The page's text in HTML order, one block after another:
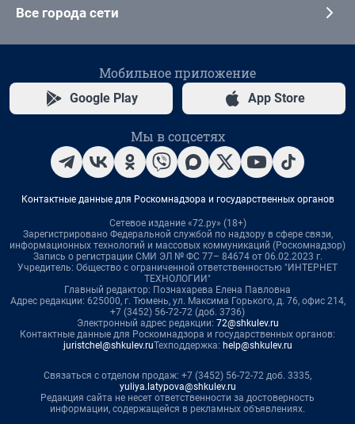
Все города сети
Мобильное приложение
Google Play App Store
Мы в соцсетях
Контактные данные для Роскомнадзора и государственных органов
Сетевое издание «72.ру» (18+)
Зарегистрировано Федеральной службой по надзору в сфере связи,
информационных технологий и массовых коммуникаций (Роскомнадзор)
Запись о регистрации СМИ ЭЛ № ФС 77– 84674 от 06.02.2023 г.
Учредитель: Общество с ограниченной ответственностью "ИНТЕРНЕТ
ТЕХНОЛОГИИ"
Главный редактор: Познахарева Елена Павловна
Адрес редакции: 625000, г. Тюмень, ул. Максима Горького, д. 76, офис 214,
+7 (3452) 56-72-72 (доб. 3736)
Электронный адрес редакции: 72@shkulev.ru
Контактные данные для Роскомнадзора и государственных органов:
juristchel@shkulev.ruТехподдержка: help@shkulev.ru
Связаться с отделом продаж: +7 (3452) 56-72-72 доб. 3335,
yuliya.latypova@shkulev.ru
Редакция сайта не несет ответственности за достоверность
информации, содержащейся в рекламных объявлениях.